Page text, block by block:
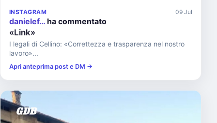
INSTAGRAM 09 Jul
danielef… ha commentato
«Link»
I legali di Cellino: «Correttezza e trasparenza nel nostro
lavoro»...
Apri anteprima post e DM →